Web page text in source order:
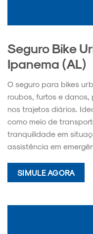
Seguro Bike
Ipanema (AL)
O seguro para bikes
roubos, furtos e
nos trajetos diários.
como meio de
tranquilidade em
assistência em
SIMULE AGORA